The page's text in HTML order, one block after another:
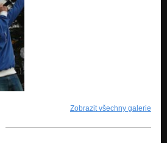
Zobrazit všechny galerie